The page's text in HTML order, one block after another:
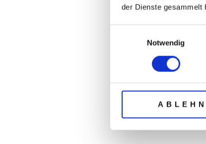
der Dienste gesammelt
Notwendig
Prüfung von
Häufig gestellte